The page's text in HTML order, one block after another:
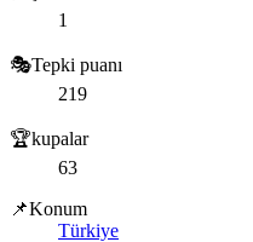
1
🎭Tepki puanı
219
🏆kupalar
63
📌Konum
Türkiye